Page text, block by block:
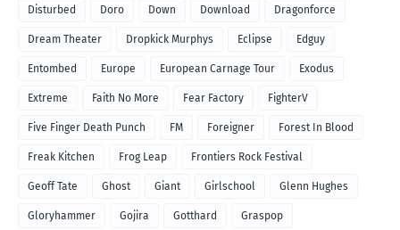
Disturbed Doro Down Download Dragonforce
Dream Theater Dropkick Murphys Eclipse Edguy
Entombed Europe European Carnage Tour Exodus
Extreme Faith No More Fear Factory FighterV
Five Finger Death Punch FM Foreigner Forest In Blood
Freak Kitchen Frog Leap Frontiers Rock Festival
Geoff Tate Ghost Giant Girlschool Glenn Hughes
Gloryhammer Gojira Gotthard Graspop